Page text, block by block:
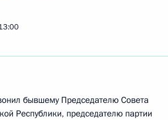
бывшему Председателю Совета
Республики, председателю партии